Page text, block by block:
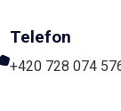
Telefon
+420 728 074